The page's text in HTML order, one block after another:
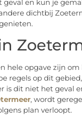
geval en kun je
dichtbij
hele opgave zijn
regels op dit
is dit niet het geval
, wordt
plan verloopt.